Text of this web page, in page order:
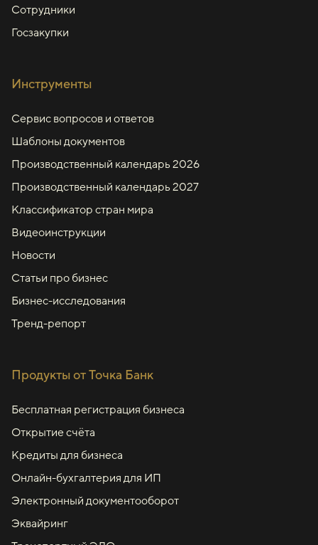
Сотрудники
Госзакупки
Инструменты
Сервис вопросов и ответов
Шаблоны документов
Производственный календарь 2026
Производственный календарь 2027
Классификатор стран мира
Видеоинструкции
Новости
Статьи про бизнес
Бизнес-исследования
Тренд-репорт
Продукты от Точка Банк
Бесплатная регистрация бизнеса
Открытие счёта
Кредиты для бизнеса
Онлайн-бухгалтерия для ИП
Электронный документооборот
Эквайринг